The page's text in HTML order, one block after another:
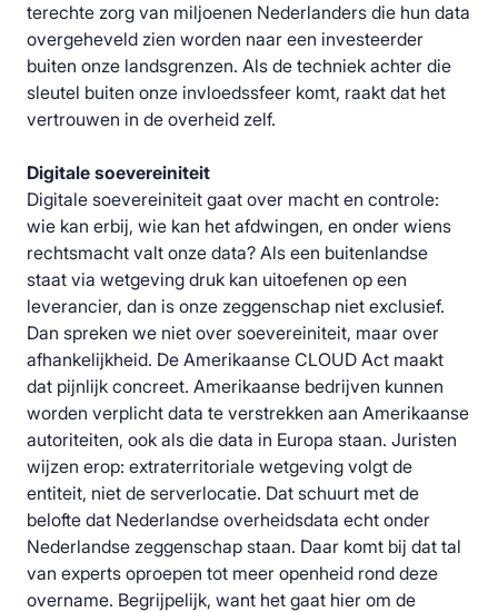
terechte zorg van miljoenen Nederlanders die hun data
overgeheveld zien worden naar een investeerder
buiten onze landsgrenzen. Als de techniek achter die
sleutel buiten onze invloedssfeer komt, raakt dat het
vertrouwen in de overheid zelf.
Digitale soevereiniteit
Digitale soevereiniteit gaat over macht en controle:
wie kan erbij, wie kan het afdwingen, en onder wiens
rechtsmacht valt onze data? Als een buitenlandse
staat via wetgeving druk kan uitoefenen op een
leverancier, dan is onze zeggenschap niet exclusief.
Dan spreken we niet over soevereiniteit, maar over
afhankelijkheid. De Amerikaanse CLOUD Act maakt
dat pijnlijk concreet. Amerikaanse bedrijven kunnen
worden verplicht data te verstrekken aan Amerikaanse
autoriteiten, ook als die data in Europa staan. Juristen
wijzen erop: extraterritoriale wetgeving volgt de
entiteit, niet de serverlocatie. Dat schuurt met de
belofte dat Nederlandse overheidsdata echt onder
Nederlandse zeggenschap staan. Daar komt bij dat tal
van experts oproepen tot meer openheid rond deze
overname. Begrijpelijk, want het gaat hier om de